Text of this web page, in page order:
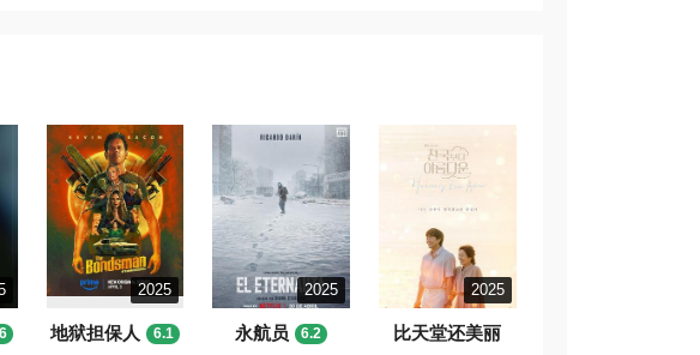
2025
地狱担保人
6.1
2025
永航员
6.2
2025
比天堂还美丽